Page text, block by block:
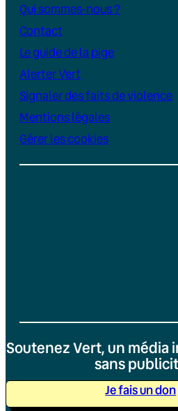
Qui sommes-nous ?
Contact
Le guide de la pige
Alerter Vert
Signaler des faits de violence
Mentions légales
Gérer les cookies
Soutenez Vert, un média
sans
Je fais un don